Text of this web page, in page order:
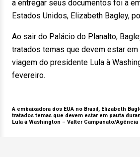
a entregar seus documentos foi a
Estados Unidos, Elizabeth Bagley,
Ao sair do Palácio do Planalto,
tratados temas que devem estar em
viagem do presidente Lula à
fevereiro.
A embaixadora dos EUA no Brasil, Elizabeth
tratados temas que devem estar em pauta
Lula à Washington – Valter Campanato/Agência